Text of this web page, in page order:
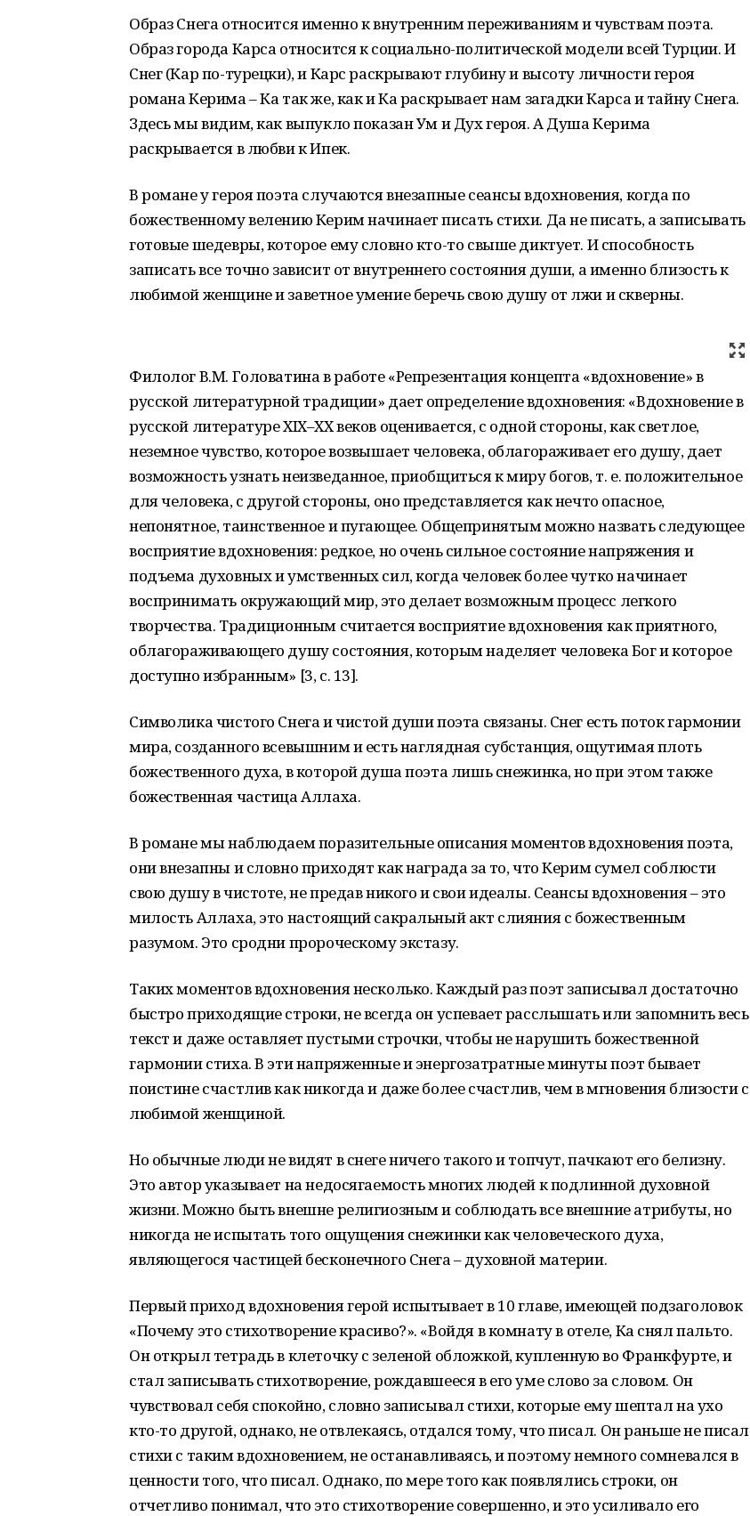
Образ Снега относится именно к внутренним переживаниям и чувствам поэта.
Образ города Карса относится к социально-политической модели всей Турции. И
Снег (Кар по-турецки), и Карс раскрывают глубину и высоту личности героя
романа Керима – Ка так же, как и Ка раскрывает нам загадки Карса и тайну Снега.
Здесь мы видим, как выпукло показан Ум и Дух героя. А Душа Керима
раскрывается в любви к Ипек.
В романе у героя поэта случаются внезапные сеансы вдохновения, когда по
божественному велению Керим начинает писать стихи. Да не писать, а записывать
готовые шедевры, которое ему словно кто-то свыше диктует. И способность
записать все точно зависит от внутреннего состояния души, а именно близость к
любимой женщине и заветное умение беречь свою душу от лжи и скверны.
Филолог В.М. Головатина в работе «Репрезентация концепта «вдохновение» в
русской литературной традиции» дает определение вдохновения: «Вдохновение в
русской литературе XIX–XX веков оценивается, с одной стороны, как светлое,
неземное чувство, которое возвышает человека, облагораживает его душу, дает
возможность узнать неизведанное, приобщиться к миру богов, т. е. положительное
для человека, с другой стороны, оно представляется как нечто опасное,
непонятное, таинственное и пугающее. Общепринятым можно назвать следующее
восприятие вдохновения: редкое, но очень сильное состояние напряжения и
подъема духовных и умственных сил, когда человек более чутко начинает
воспринимать окружающий мир, это делает возможным процесс легкого
творчества. Традиционным считается восприятие вдохновения как приятного,
облагораживающего душу состояния, которым наделяет человека Бог и которое
доступно избранным» [3, с. 13].
Символика чистого Снега и чистой души поэта связаны. Снег есть поток гармонии
мира, созданного всевышним и есть наглядная субстанция, ощутимая плоть
божественного духа, в которой душа поэта лишь снежинка, но при этом также
божественная частица Аллаха.
В романе мы наблюдаем поразительные описания моментов вдохновения поэта,
они внезапны и словно приходят как награда за то, что Керим сумел соблюсти
свою душу в чистоте, не предав никого и свои идеалы. Сеансы вдохновения – это
милость Аллаха, это настоящий сакральный акт слияния с божественным
разумом. Это сродни пророческому экстазу.
Таких моментов вдохновения несколько. Каждый раз поэт записывал достаточно
быстро приходящие строки, не всегда он успевает расслышать или запомнить весь
текст и даже оставляет пустыми строчки, чтобы не нарушить божественной
гармонии стиха. В эти напряженные и энергозатратные минуты поэт бывает
поистине счастлив как никогда и даже более счастлив, чем в мгновения близости с
любимой женщиной.
Но обычные люди не видят в снеге ничего такого и топчут, пачкают его белизну.
Это автор указывает на недосягаемость многих людей к подлинной духовной
жизни. Можно быть внешне религиозным и соблюдать все внешние атрибуты, но
никогда не испытать того ощущения снежинки как человеческого духа,
являющегося частицей бесконечного Снега – духовной материи.
Первый приход вдохновения герой испытывает в 10 главе, имеющей подзаголовок
«Почему это стихотворение красиво?». «Войдя в комнату в отеле, Ка снял пальто.
Он открыл тетрадь в клеточку с зеленой обложкой, купленную во Франкфурте, и
стал записывать стихотворение, рождавшееся в его уме слово за словом. Он
чувствовал себя спокойно, словно записывал стихи, которые ему шептал на ухо
кто-то другой, однако, не отвлекаясь, отдался тому, что писал. Он раньше не писал
стихи с таким вдохновением, не останавливаясь, и поэтому немного сомневался в
ценности того, что писал. Однако, по мере того как появлялись строки, он
отчетливо понимал, что это стихотворение совершенно, и это усиливало его